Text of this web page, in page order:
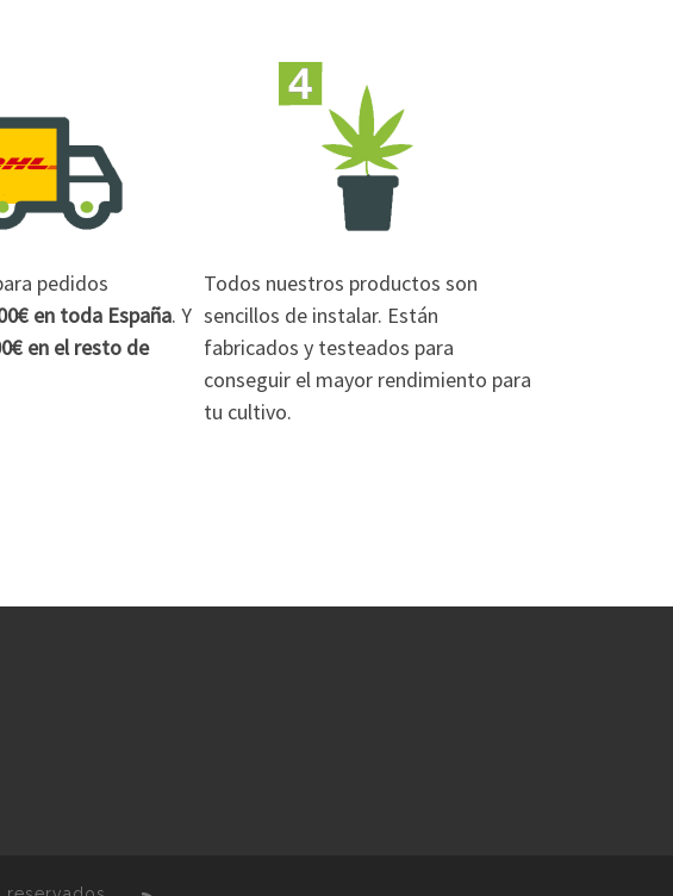
pedidos
en toda España. Y
en el resto de
Todos nuestros productos son
sencillos de instalar. Están
fabricados y testeados para
conseguir el mayor rendimiento para
tu cultivo.